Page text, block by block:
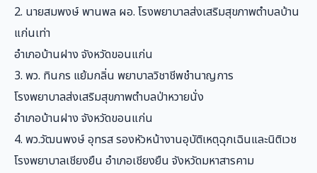
2. นายสมพงษ์ พานพล ผอ. โรงพยาบาลส่งเสริมสุขภาพตำบลบ้าน
แก่นเท่า
อำเภอบ้านฝาง จังหวัดขอนแก่น
3. พว. ทินกร แย้มกลิ่น พยาบาลวิชาชีพชำนาญการ
โรงพยาบาลส่งเสริมสุขภาพตำบลป่าหวายนั่ง
อำเภอบ้านฝาง จังหวัดขอนแก่น
4. พว.วัฒนพงษ์ อุทรส รองหัวหน้างานอุบัติเหตุฉุกเฉินและนิติเวช
โรงพยาบาลเชียงยืน อำเภอเชียงยืน จังหวัดมหาสารคาม